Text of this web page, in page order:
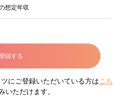
想定年収
録する
にご登録いただいている方はこち
いただけます。